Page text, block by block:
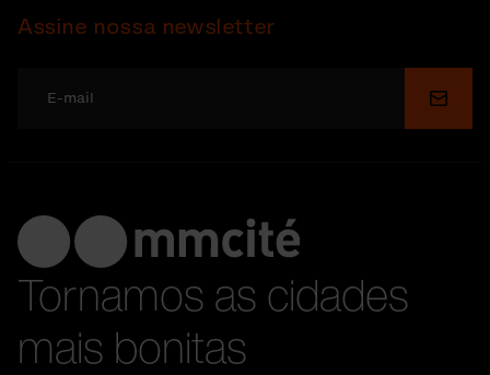
Assine nossa newsletter
Enviar
Tornamos as cidades
mais bonitas